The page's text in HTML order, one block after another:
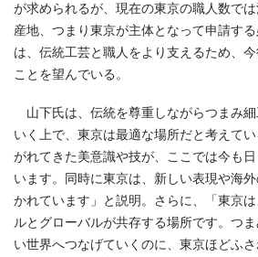
が求められるが、現在の東京の職人数では
産地、つまり東京が主体となって申請す
は、伝統工芸と職人をより支えるため、
ことを望んでいる。
山下氏は、伝統を尊重しながらつまみ
いく上で、東京は最適な場所だと考えて
がれてきた美意識や技が、ここでは今も
います。同時に東京は、新しい表現や海
かれています」と説明。さらに、「東京
ルとグローバルが共存する場所です。つ
い世界へつなげていくのに、東京ほどふ